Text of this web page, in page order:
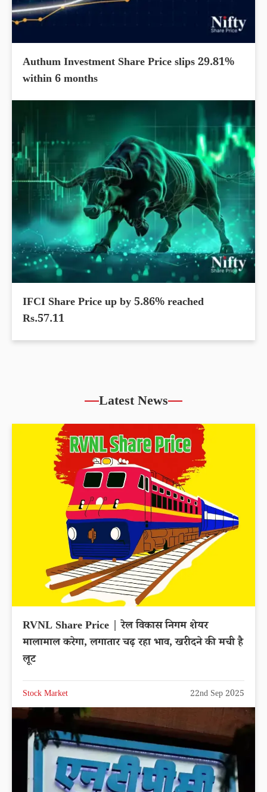
Authum Investment Share Price slips 29.81%
within 6 months
IFCI Share Price up by 5.86% reached
Rs.57.11
Latest News
RVNL Share Price | रेल विकास निगम शेयर
मालामाल करेगा, लगातार चढ़ रहा भाव, खरीदने की मची है
लूट
Stock Market 22nd Sep 2025